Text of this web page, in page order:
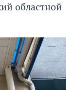
областной